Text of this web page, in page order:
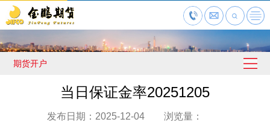
期货开户
当日保证金率20251205
发布日期：2025-12-04 浏览量：